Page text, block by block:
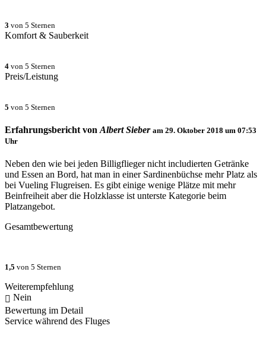
3 von 5 Sternen
Komfort & Sauberkeit
4 von 5 Sternen
Preis/Leistung
5 von 5 Sternen
Erfahrungsbericht von Albert Sieber am 29. Oktober 2018 um 07:53
Uhr
Neben den wie bei jeden Billigflieger nicht includierten Getränke
und Essen an Bord, hat man in einer Sardinenbüchse mehr Platz als
bei Vueling Flugreisen. Es gibt einige wenige Plätze mit mehr
Beinfreiheit aber die Holzklasse ist unterste Kategorie beim
Platzangebot.
Gesamtbewertung
1,5 von 5 Sternen
Weiterempfehlung
Nein
Bewertung im Detail
Service während des Fluges